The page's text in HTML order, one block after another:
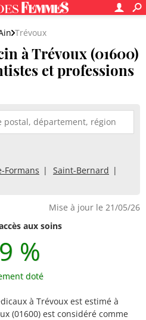
Trévoux
à Trévoux (01600)
et professions
Formans
Saint-Bernard
Mise à jour le 21/05/26
aux soins
%
doté
à Trévoux est estimé à
(01600) est considéré comme